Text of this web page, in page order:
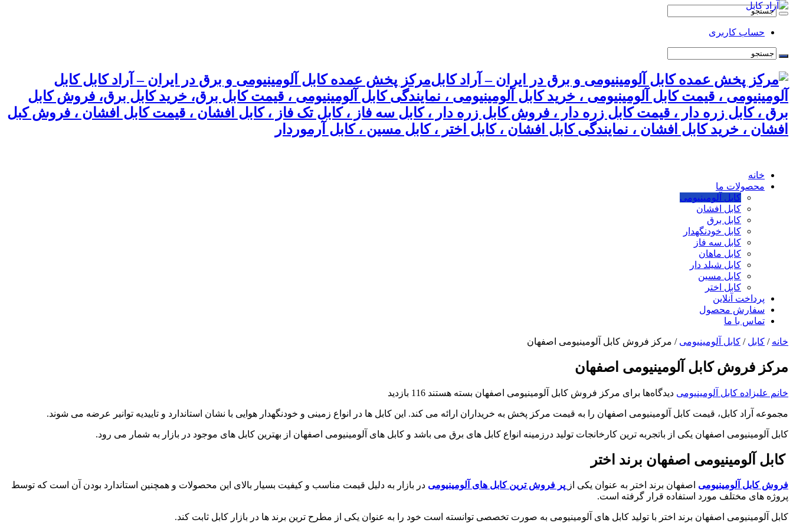
حساب کاربری
مرکز پخش عمده کابل آلومینیومی و برق در ایران – آراد کابل کابل
آلومینیومی ، قیمت کابل آلومینیومی ، خرید کابل آلومینیومی ، نمایندگی کابل آلومینیومی ، قیمت کابل برق، خرید کابل برق، فروش کابل
برق ، کابل زره دار ، قیمت کابل زره دار ، فروش کابل زره دار ، کابل سه فاز ، کابل تک فاز ، کابل افشان ، قیمت کابل افشان ، فروش کبل
افشان ، خرید کابل افشان ، نمایندگی کابل افشان ، کابل اختر ، کابل مسین ، کابل آرموردار
خانه
محصولات ما
کابل آلومینیومی
کابل افشان
کابل برق
کابل خودنگهدار
کابل سه فاز
کابل ماهان
کابل شیلد دار
کابل مسین
کابل اختر
پرداخت آنلاین
سفارش محصول
تماس با ما
خانه / کابل / کابل آلومینیومی / مرکز فروش کابل آلومینیومی اصفهان
مرکز فروش کابل آلومینیومی اصفهان
خانم علیزاده کابل آلومینیومی دیدگاه‌ها برای مرکز فروش کابل آلومینیومی اصفهان بسته هستند 116 بازدید
مجموعه آراد کابل، قیمت کابل آلومینیومی اصفهان را به قیمت مرکز پخش به خریداران ارائه می کند. این کابل ها در انواع زمینی و خودنگهدار هوایی با نشان استاندارد و تاییدیه توانیر عرضه می شوند.
کابل آلومینیومی اصفهان یکی از باتجربه ترین کارخانجات تولید درزمینه انواع کابل های برق می باشد و کابل های آلومینیومی اصفهان از بهترین کابل های موجود در بازار به شمار می رود.
کابل آلومینیومی اصفهان برند اختر
فروش کابل آلومینیومی اصفهان برند اختر به عنوان یکی از پر فروش ترین کابل های آلومینیومی در بازار به دلیل قیمت مناسب و کیفیت بسیار بالای این محصولات و همچنین استاندارد بودن آن است که توسط
پروژه های مختلف مورد استفاده قرار گرفته است.
کابل آلومینیومی اصفهان برند اختر با تولید کابل های آلومینیومی به صورت تخصصی توانسته است خود را به عنوان یکی از مطرح ترین برند ها در بازار کابل ثابت کند.